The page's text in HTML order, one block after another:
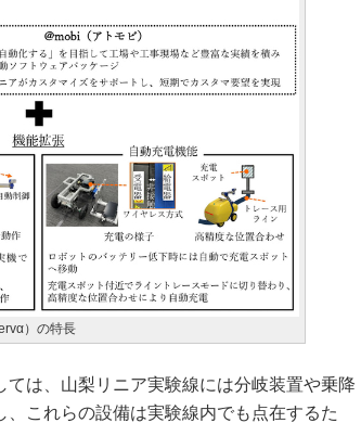
）の特長
は、山梨リニア実験線には分岐装置や乗降
これらの設備は実験線内でも点在するた